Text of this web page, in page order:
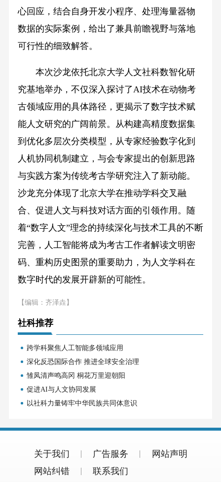
心回应，结合自身开发小程序、处理海量器物
数据的实际案例，给出了兼具前瞻视野与落地
可行性的细致解答。
本次沙龙依托北京大学人文社科数智化研
究基地举办，不仅深入探讨了AI技术在动物考
古领域应用的具体路径，更揭示了数字技术赋
能人文研究的广阔前景。从构建高精度数据集
到优化多层次分类模型，从专家经验数字化到
人机协同机制建立，与会专家提出的创新思路
与实践方案为传统考古学研究注入了新动能。
沙龙充分体现了北京大学在推动学科交叉融
合、促进人文与科技对话方面的引领作用。随
着“数字人文”理念的持续深化与技术工具的不断
完善，人工智能将成为考古工作者解读文明密
码、重构历史图景的重要助力，为人文学科在
数字时代的发展开辟新的可能性。
【编辑：齐泽垚】
社科推荐
跨学科聚焦人工智能多领域应用
深化反恐国际合作 推进全球安全治理
雏凤清声鸣高冈 桐花万里迎朝阳
促进AI与人文协同发展
以社科力量铸牢中华民族共同体意识
关于我们 广告服务
网站声明
网站纠错
联系我们